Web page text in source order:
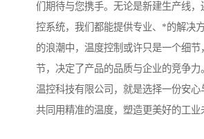
们期待与您携手。无论是新建生产线，
控系统，我们都能提供专业、*的解决
的浪潮中，温度控制或许只是一个细节
节，决定了产品的品质与企业的竞争力
温控科技有限公司，就是选择一份安心
共同用精准的温度，塑造更美好的工业